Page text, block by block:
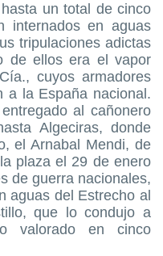
un total de cinco
internados en aguas
tripulaciones adictas
de ellos era el vapor
cuyos armadores
a la España nacional.
al cañonero
Algeciras, donde
el Arnabal Mendi, de
plaza el 29 de enero
de guerra nacionales,
aguas del Estrecho al
que lo condujo a
valorado en cinco